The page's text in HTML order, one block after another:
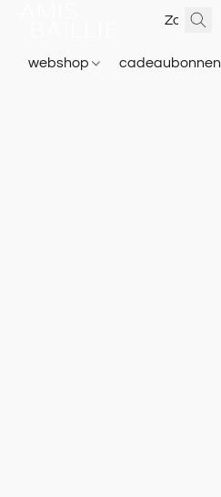
webshop cadeaubonnen